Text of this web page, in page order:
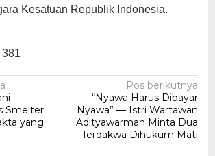
Kesatuan Republik Indonesia.
381
Smelter
yang
Pos berikutnya
“Nyawa Harus Dibayar
Nyawa” — Istri Wartawan
Adityawarman Minta Dua
Terdakwa Dihukum Mati